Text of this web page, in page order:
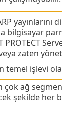
yayınlarını
bilgisayar
PROTECT
zaten
temel işlevi
çok ağ
şekilde her